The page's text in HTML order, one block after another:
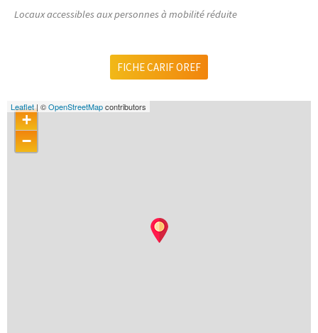
Locaux accessibles aux personnes à mobilité réduite
FICHE CARIF OREF
+
−
Leaflet| ©OpenStreetMapcontributors